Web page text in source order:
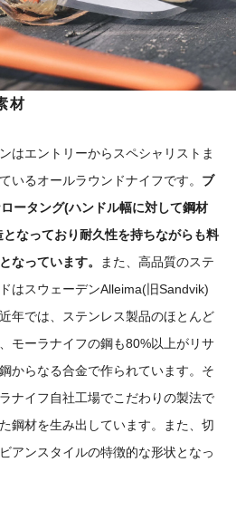
材
はエントリーからスペシャリストま
いるオールラウンドナイフです。 ブ
ータング(ハンドル幅に対して鋼材
なっており耐久性を持ちながらも料
なっています。
また、高品質のステ
はスウェーデンAlleima(旧Sandvik)
年では、ステンレス製品のほとんど
モーラナイフの鋼も80%以上がリサ
からなる合金で作られています。そ
ナイフ自社工場でこだわりの製法で
鋼材を生み出しています。また、切
アンスタイルの特徴的な形状となっ